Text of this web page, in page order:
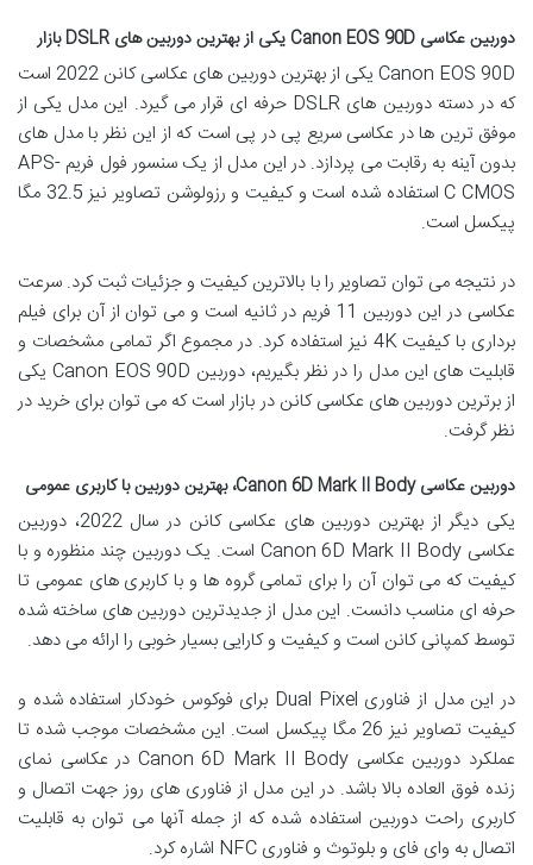
دوربین عکاسی Canon EOS 90D یکی از بهترین دوربین های DSLR بازار
Canon EOS 90D یکی از بهترین دوربین های عکاسی کانن 2022 است
که در دسته دوربین های DSLR حرفه ای قرار می گیرد. این مدل یکی از
موفق ترین ها در عکاسی سریع پی در پی است که از این نظر با مدل های
بدون آینه به رقابت می پردازد. در این مدل از یک سنسور فول فریم APS-
C CMOS استفاده شده است و کیفیت و رزولوشن تصاویر نیز 32.5 مگا
پیکسل است.
در نتیجه می توان تصاویر را با بالاترین کیفیت و جزئیات ثبت کرد. سرعت
عکاسی در این دوربین 11 فریم در ثانیه است و می توان از آن برای فیلم
برداری با کیفیت 4K نیز استفاده کرد. در مجموع اگر تمامی مشخصات و
قابلیت های این مدل را در نظر بگیریم، دوربین Canon EOS 90D یکی
از برترین دوربین های عکاسی کانن در بازار است که می توان برای خرید در
نظر گرفت.
دوربین عکاسی Canon 6D Mark II Body، بهترین دوربین با کاربری عمومی
یکی دیگر از بهترین دوربین های عکاسی کانن در سال 2022، دوربین
عکاسی Canon 6D Mark II Body است. یک دوربین چند منظوره و با
کیفیت که می توان آن را برای تمامی گروه ها و با کاربری های عمومی تا
حرفه ای مناسب دانست. این مدل از جدیدترین دوربین های ساخته شده
توسط کمپانی کانن است و کیفیت و کارایی بسیار خوبی را ارائه می دهد.
در این مدل از فناوری Dual Pixel برای فوکوس خودکار استفاده شده و
کیفیت تصاویر نیز 26 مگا پیکسل است. این مشخصات موجب شده تا
عملکرد دوربین عکاسی Canon 6D Mark II Body در عکاسی نمای
زنده فوق العاده بالا باشد. در این مدل از فناوری های روز جهت اتصال و
کاربری راحت دوربین استفاده شده که از جمله آنها می توان به قابلیت
اتصال به وای فای و بلوتوث و فناوری NFC اشاره کرد.